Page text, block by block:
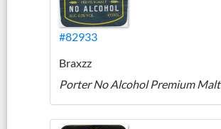
#82933
Braxzz
Porter No Alcohol Premium Malt